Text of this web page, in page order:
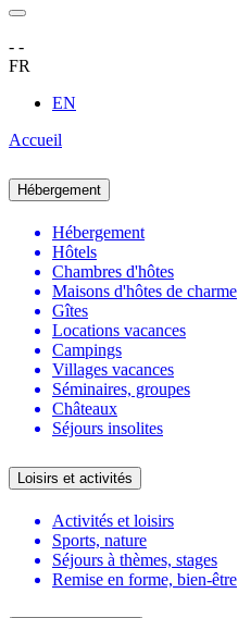
- -
FR
EN
Accueil
Hébergement
Hébergement
Hôtels
Chambres d'hôtes
Maisons d'hôtes de charme
Gîtes
Locations vacances
Campings
Villages vacances
Séminaires, groupes
Châteaux
Séjours insolites
Loisirs et activités
Activités et loisirs
Sports, nature
Séjours à thèmes, stages
Remise en forme, bien-être